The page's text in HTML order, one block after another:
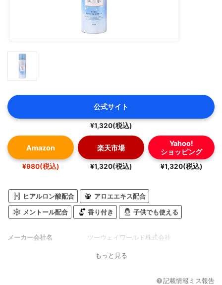
公式サイト
¥1,320(税込)
Amazon
¥980(税込)
楽天市場
¥1,320(税込)
Yahoo!
ショッピング
¥1,320(税込)
ヒアルロン酸配合 アロエエキス配合
メントール配合 香り付き 子供でも使える
メーカー会社名 ツーウェイワールド株式会社
もっと見る
記載情報ミス報告